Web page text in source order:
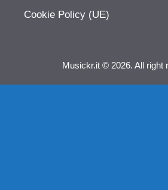
Cookie Policy (UE)
Musickr.it © 2026. All right